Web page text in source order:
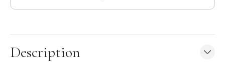
Description